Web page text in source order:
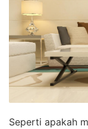
Seperti apakah